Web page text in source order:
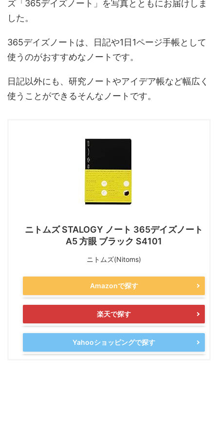
ズ「365デイズノート」を写真とともにお届けしま
した。
365デイズノートは、日記や1日1ページ手帳として
使うのがおすすめなノートです。
日記以外にも、研究ノートやアイデア帳など幅広く
使うことができるそんなノートです。
ニトムズ STALOGY ノート 365デイズノート
A5 方眼 ブラック S4101
ニトムズ(Nitoms)
Amazonで探す
楽天で探す
Yahooショッピングで探す